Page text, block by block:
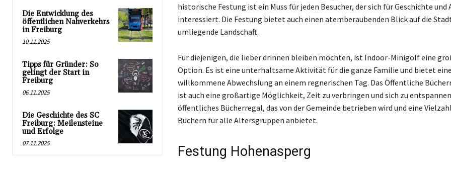
Die Entwicklung des
öffentlichen Nahverkehrs
in Freiburg
10.11.2025
Tipps für Gründer: So
gelingt der Start in
Freiburg
06.11.2025
Die Geschichte des SC
Freiburg: Meilensteine
und Erfolge
07.11.2025
historische Festung ist ein Muss für jeden Besucher, der sich für Geschichte
interessiert. Die Festung bietet auch einen atemberaubenden Blick auf die
umliegende Landschaft.
Für diejenigen, die lieber drinnen bleiben möchten, ist Indoor-Minigolf eine
Option. Es ist eine unterhaltsame Aktivität für die ganze Familie und bietet
willkommene Abwechslung an einem regnerischen Tag. Das Öffentliche
ist auch eine großartige Möglichkeit, Zeit zu verbringen und sich zu
öffentliches Bücherregal, das von der Gemeinde betrieben wird und eine
Büchern für alle Altersgruppen anbietet.
Festung Hohenasperg